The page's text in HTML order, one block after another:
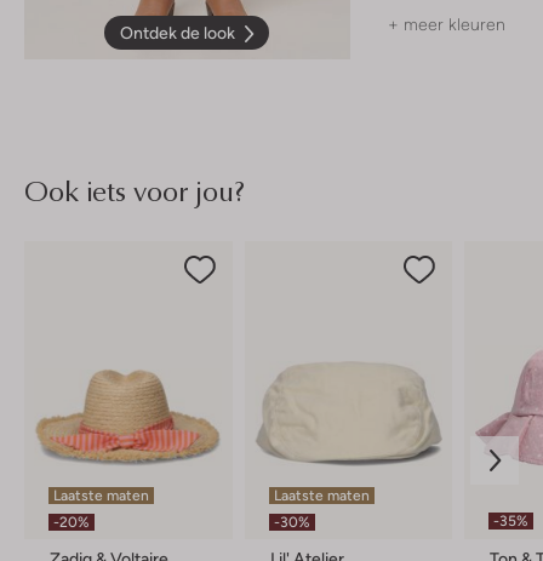
Ontdek de look + meer kleuren
Ook iets voor jou?
Laatste maten
-20%
Laatste maten
-30%
-35%